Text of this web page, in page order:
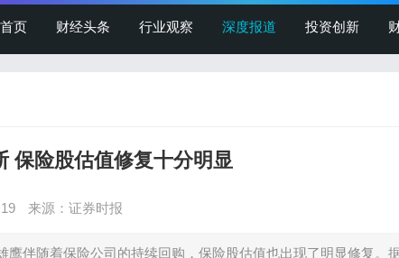
首页 财经头条 行业观察 深度报道 投资创新
保险股估值修复十分明显
来源：证券时报
鹰伴随着保险公司的持续回购，保险股估值也出现了明显修复。